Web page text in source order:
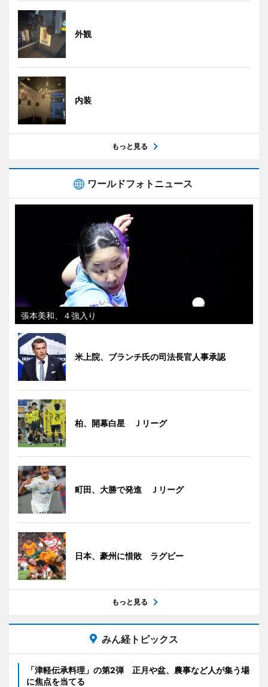
外観
内装
もっと見る
ワールドフォトニュース
張本美和、４強入り
米上院、ブランチ氏の司法長官人事承認
柏、開幕白星 Ｊリーグ
町田、大勝で発進 Ｊリーグ
日本、豪州に惜敗 ラグビー
もっと見る
みん経トピックス
「津軽伝承料理」の第2弾 正月や盆、農事など人が集う場
に焦点を当てる